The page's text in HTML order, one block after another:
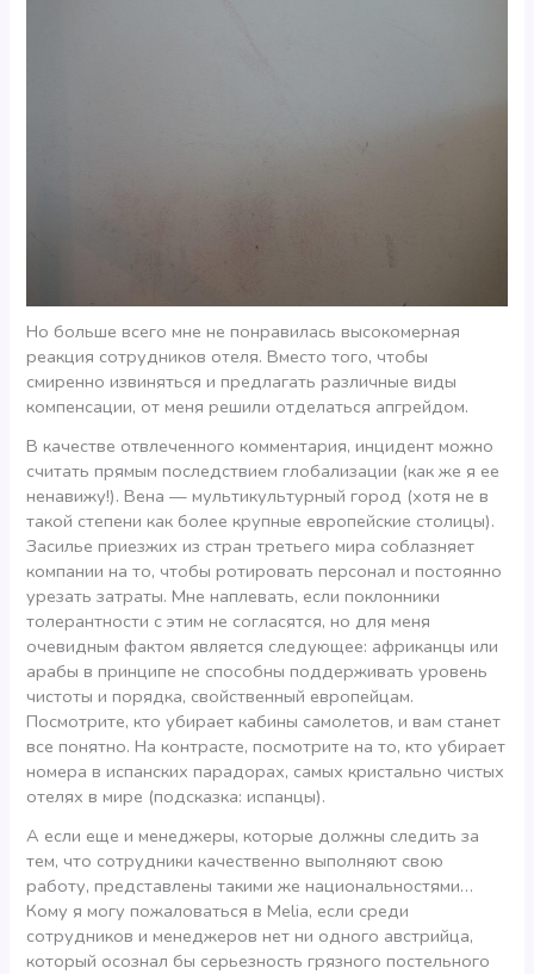
Но больше всего мне не понравилась высокомерная
реакция сотрудников отеля. Вместо того, чтобы
смиренно извиняться и предлагать различные виды
компенсации, от меня решили отделаться апгрейдом.
В качестве отвлеченного комментария, инцидент можно
считать прямым последствием глобализации (как же я ее
ненавижу!). Вена — мультикультурный город (хотя не в
такой степени как более крупные европейские столицы).
Засилье приезжих из стран третьего мира соблазняет
компании на то, чтобы ротировать персонал и постоянно
урезать затраты. Мне наплевать, если поклонники
толерантности с этим не согласятся, но для меня
очевидным фактом является следующее: африканцы или
арабы в принципе не способны поддерживать уровень
чистоты и порядка, свойственный европейцам.
Посмотрите, кто убирает кабины самолетов, и вам станет
все понятно. На контрасте, посмотрите на то, кто убирает
номера в испанских парадорах, самых кристально чистых
отелях в мире (подсказка: испанцы).
А если еще и менеджеры, которые должны следить за
тем, что сотрудники качественно выполняют свою
работу, представлены такими же национальностями…
Кому я могу пожаловаться в Melia, если среди
сотрудников и менеджеров нет ни одного австрийца,
который осознал бы серьезность грязного постельного